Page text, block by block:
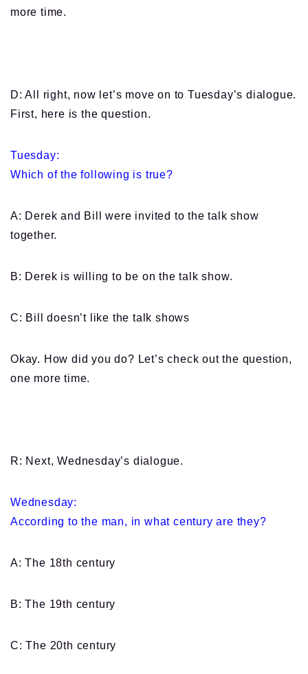
more time.
D: All right, now let’s move on to Tuesday’s dialogue.
First, here is the question.
Tuesday:
Which of the following is true?
A: Derek and Bill were invited to the talk show
together.
B: Derek is willing to be on the talk show.
C: Bill doesn’t like the talk shows
Okay. How did you do? Let’s check out the question,
one more time.
R: Next, Wednesday’s dialogue.
Wednesday:
According to the man, in what century are they?
A: The 18th century
B: The 19th century
C: The 20th century